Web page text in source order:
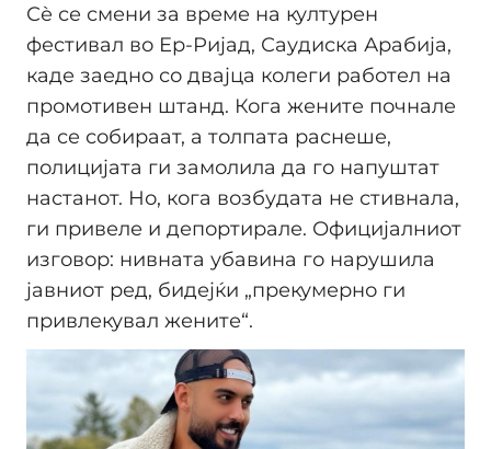
Сѐ се смени за време на културен
фестивал во Ер-Ријад, Саудиска Арабија,
каде заедно со двајца колеги работел на
промотивен штанд. Кога жените почнале
да се собираат, а толпата раснеше,
полицијата ги замолила да го напуштат
настанот. Но, кога возбудата не стивнала,
ги привеле и депортирале. Официјалниот
изговор: нивната убавина го нарушила
јавниот ред, бидејќи „прекумерно ги
привлекувал жените“.